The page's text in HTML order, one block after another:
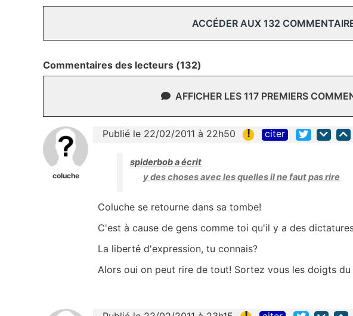
ACCÉDER AUX 132
Commentaires des lecteurs (132)
AFFICHER LES 117 PREMIERS
coluche
Publié le 22/02/2011 à 22h50 ! citer
spiderbob a écrit
y des choses avec les quelles il ne faut pas rire
Coluche se retourne dans sa tombe!
C'est à cause de gens comme toi qu'il y a des
La liberté d'expression, tu connais?
Alors oui on peut rire de tout! Sortez vous les doigts du